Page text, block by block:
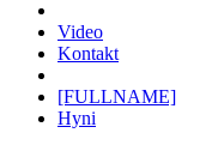
Video
Kontakt
[FULLNAME]
Hyni